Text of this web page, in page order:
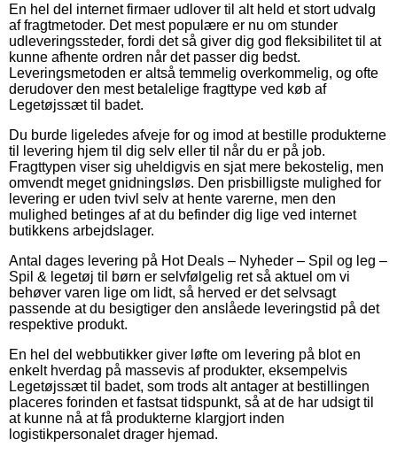
En hel del internet firmaer udlover til alt held et stort udvalg
af fragtmetoder. Det mest populære er nu om stunder
udleveringssteder, fordi det så giver dig god fleksibilitet til at
kunne afhente ordren når det passer dig bedst.
Leveringsmetoden er altså temmelig overkommelig, og ofte
derudover den mest betalelige fragttype ved køb af
Legetøjssæt til badet.
Du burde ligeledes afveje for og imod at bestille produkterne
til levering hjem til dig selv eller til når du er på job.
Fragttypen viser sig uheldigvis en sjat mere bekostelig, men
omvendt meget gnidningsløs. Den prisbilligste mulighed for
levering er uden tvivl selv at hente varerne, men den
mulighed betinges af at du befinder dig lige ved internet
butikkens arbejdslager.
Antal dages levering på Hot Deals – Nyheder – Spil og leg –
Spil & legetøj til børn er selvfølgelig ret så aktuel om vi
behøver varen lige om lidt, så herved er det selvsagt
passende at du besigtiger den anslåede leveringstid på det
respektive produkt.
En hel del webbutikker giver løfte om levering på blot en
enkelt hverdag på massevis af produkter, eksempelvis
Legetøjssæt til badet, som trods alt antager at bestillingen
placeres forinden et fastsat tidspunkt, så at de har udsigt til
at kunne nå at få produkterne klargjort inden
logistikpersonalet drager hjemad.